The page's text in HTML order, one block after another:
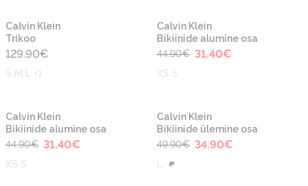
Calvin Klein
Trikoo
129.90€
S M L +1
-30%
Calvin Klein
Bikiinide alumine osa
44.90€ 31.40€
XS S
-30%
Calvin Klein
Bikiinide alumine osa
44.90€ 31.40€
XS S
-30%
Calvin Klein
Bikiinide ülemine osa
49.90€ 34.90€